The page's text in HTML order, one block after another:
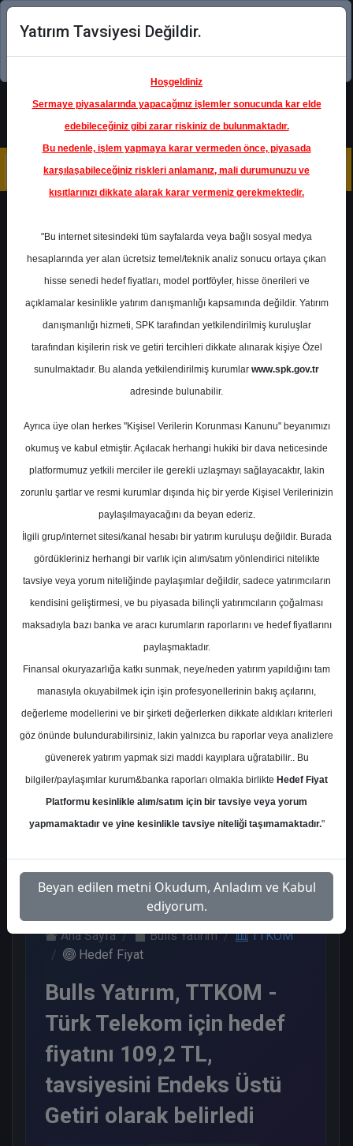
Şimdi uygulamayı indirin!
TTKOM- TÜRK
TELEKOMÜNİKASYON A.Ş.
Hedef Fiyat 109.20 ₺
Getiri
%102.04
1
Get.
2
Salı, 26 Mayıs 2026
En Yüksek Tahmin 109,20 ₺
Ortalama Fiyat Tahmini 88,98 ₺
Ortalama Getiri Potansiyeli %64.62
Kurum Sayısı
16
Al
11
Endeks Üstü Get.
5
Salı, 26 Mayıs 2026
Ana Sayfa Bulls Yatırım
TTKOM
Hedef Fiyat
Bulls Yatırım, TTKOM -
Türk Telekom için hedef
fiyatını 109,2 TL,
tavsiyesini Endeks Üstü
Getiri olarak belirledi
Yatırım Tavsiyesi Değildir.
Hoşgeldiniz
Sermaye piyasalarında yapacağınız işlemler sonucunda kar elde
edebileceğiniz gibi zarar riskiniz de bulunmaktadır.
Bu nedenle, işlem yapmaya karar vermeden önce, piyasada
karşılaşabileceğiniz riskleri anlamanız, mali durumunuzu ve
kısıtlarınızı dikkate alarak karar vermeniz gerekmektedir.
"Bu internet sitesindeki tüm sayfalarda veya bağlı sosyal medya
hesaplarında yer alan ücretsiz temel/teknik analiz sonucu ortaya çıkan
hisse senedi hedef fiyatları, model portföyler, hisse önerileri ve
açıklamalar kesinlikle yatırım danışmanlığı kapsamında değildir. Yatırım
danışmanlığı hizmeti, SPK tarafından yetkilendirilmiş kuruluşlar
tarafından kişilerin risk ve getiri tercihleri dikkate alınarak kişiye Özel
sunulmaktadır. Bu alanda yetkilendirilmiş kurumlar www.spk.gov.tr
adresinde bulunabilir.
Ayrıca üye olan herkes "Kişisel Verilerin Korunması Kanunu" beyanımızı
okumuş ve kabul etmiştir. Açılacak herhangi hukiki bir dava neticesinde
platformumuz yetkili merciler ile gerekli uzlaşmayı sağlayacaktır, lakin
zorunlu şartlar ve resmi kurumlar dışında hiç bir yerde Kişisel Verilerinizin
paylaşılmayacağını da beyan ederiz.
İlgili grup/internet sitesi/kanal hesabı bir yatırım kuruluşu değildir. Burada
gördükleriniz herhangi bir varlık için alım/satım yönlendirici nitelikte
tavsiye veya yorum niteliğinde paylaşımlar değildir, sadece yatırımcıların
kendisini geliştirmesi, ve bu piyasada bilinçli yatırımcıların çoğalması
maksadıyla bazı banka ve aracı kurumların raporlarını ve hedef fiyatlarını
paylaşmaktadır.
Finansal okuryazarlığa katkı sunmak, neye/neden yatırım yapıldığını tam
manasıyla okuyabilmek için işin profesyonellerinin bakış açılarını,
değerleme modellerini ve bir şirketi değerlerken dikkate aldıkları kriterleri
göz önünde bulundurabilirsiniz, lakin yalnızca bu raporlar veya analizlere
güvenerek yatırım yapmak sizi maddi kayıplara uğratabilir.. Bu
bilgiler/paylaşımlar kurum&banka raporları olmakla birlikte Hedef Fiyat
Platformu kesinlikle alım/satım için bir tavsiye veya yorum
yapmamaktadır ve yine kesinlikle tavsiye niteliği taşımamaktadır."
Beyan edilen metni Okudum, Anladım ve Kabul
ediyorum.